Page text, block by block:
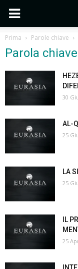
Prima Parole chiave
Parola
30
AL-
25
LA
25
IL
25